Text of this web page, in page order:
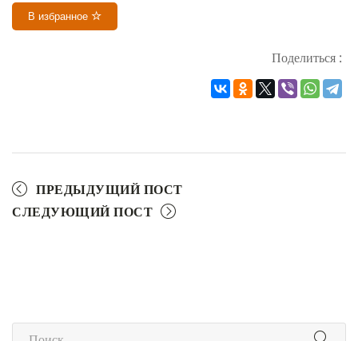
В избранное
Поделиться :
ПРЕДЫДУЩИЙ ПОСТ
СЛЕДУЮЩИЙ ПОСТ